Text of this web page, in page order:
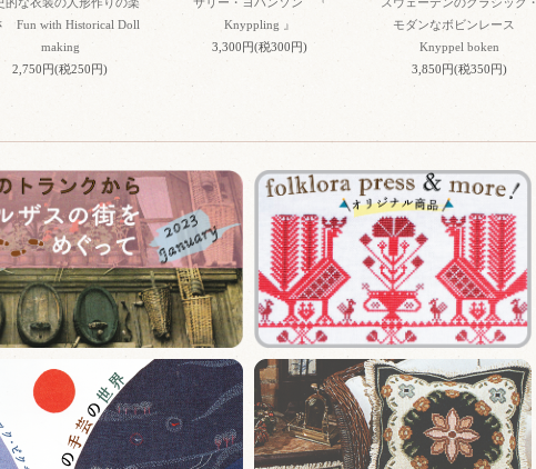
的な衣装の人形作りの楽
Fun with Historical Doll
making
2,750円(税250円)
サリー・ヨハンソン 『
Knyppling 』
3,300円(税300円)
スウェーデンのクラシック・
モダンなボビンレース
Knyppel boken
3,850円(税350円)